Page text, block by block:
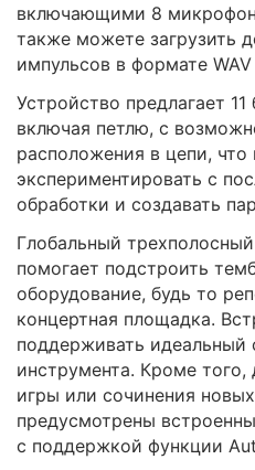
включающими 8
также можете загрузить
импульсов в формате
Устройство предлагает
включая петлю, с
расположения в цепи, что
экспериментировать с
обработки и создавать
Глобальный
помогает подстроить
оборудование, будь то
концертная площадка.
поддерживать идеальный
инструмента. Кроме того,
игры или сочинения
предусмотрены
с поддержкой функции